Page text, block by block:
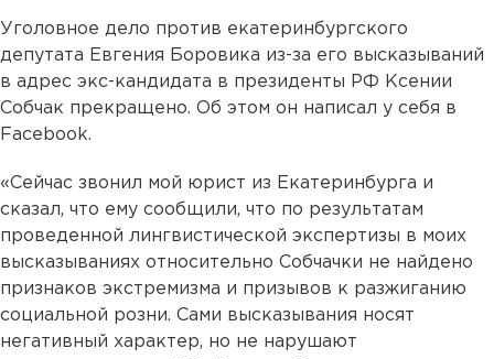
Уголовное дело против екатеринбургского
депутата Евгения Боровика из-за его высказываний
в адрес экс-кандидата в президенты РФ Ксении
Собчак прекращено. Об этом он написал у себя в
Facebook.
«Сейчас звонил мой юрист из Екатеринбурга и
сказал, что ему сообщили, что по результатам
проведенной лингвистической экспертизы в моих
высказываниях относительно Собчачки не найдено
признаков экстремизма и призывов к разжиганию
социальной розни. Сами высказывания носят
негативный характер, но не нарушают